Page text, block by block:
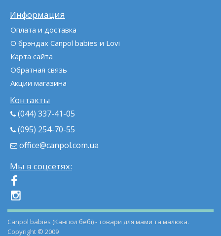
Информация
Оплата и доставка
О брэндах Canpol babies и Lovi
Карта сайта
Обратная связь
Акции магазина
Контакты
(044) 337-41-05
(095) 254-70-55
office@canpol.com.ua
Мы в соцсетях:
Canpol babies (Канпол бебі) - товари для мами та малюка.
Copyright © 2009